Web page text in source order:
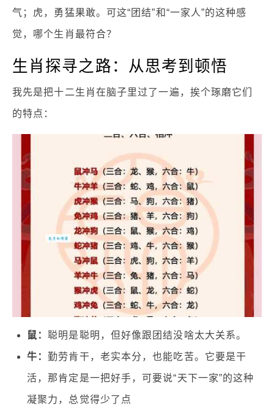
气；虎，勇猛果敢。可这“团结”和“一家人”的这种感
觉，哪个生肖最符合？
生肖探寻之路：从思考到顿悟
我先是把十二生肖在脑子里过了一遍，挨个琢磨它们
的特点：
鼠：聪明是聪明，但好像跟团结没啥太大关系。
牛： 勤劳肯干，老实本分，也能吃苦。它要是干
活，那肯定是一把好手，可要说“天下一家”的这种
凝聚力，总觉得少了点